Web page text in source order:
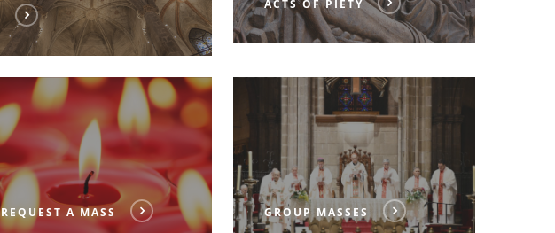
ACTS OF PIETY
REQUEST A MASS GROUP MASSES